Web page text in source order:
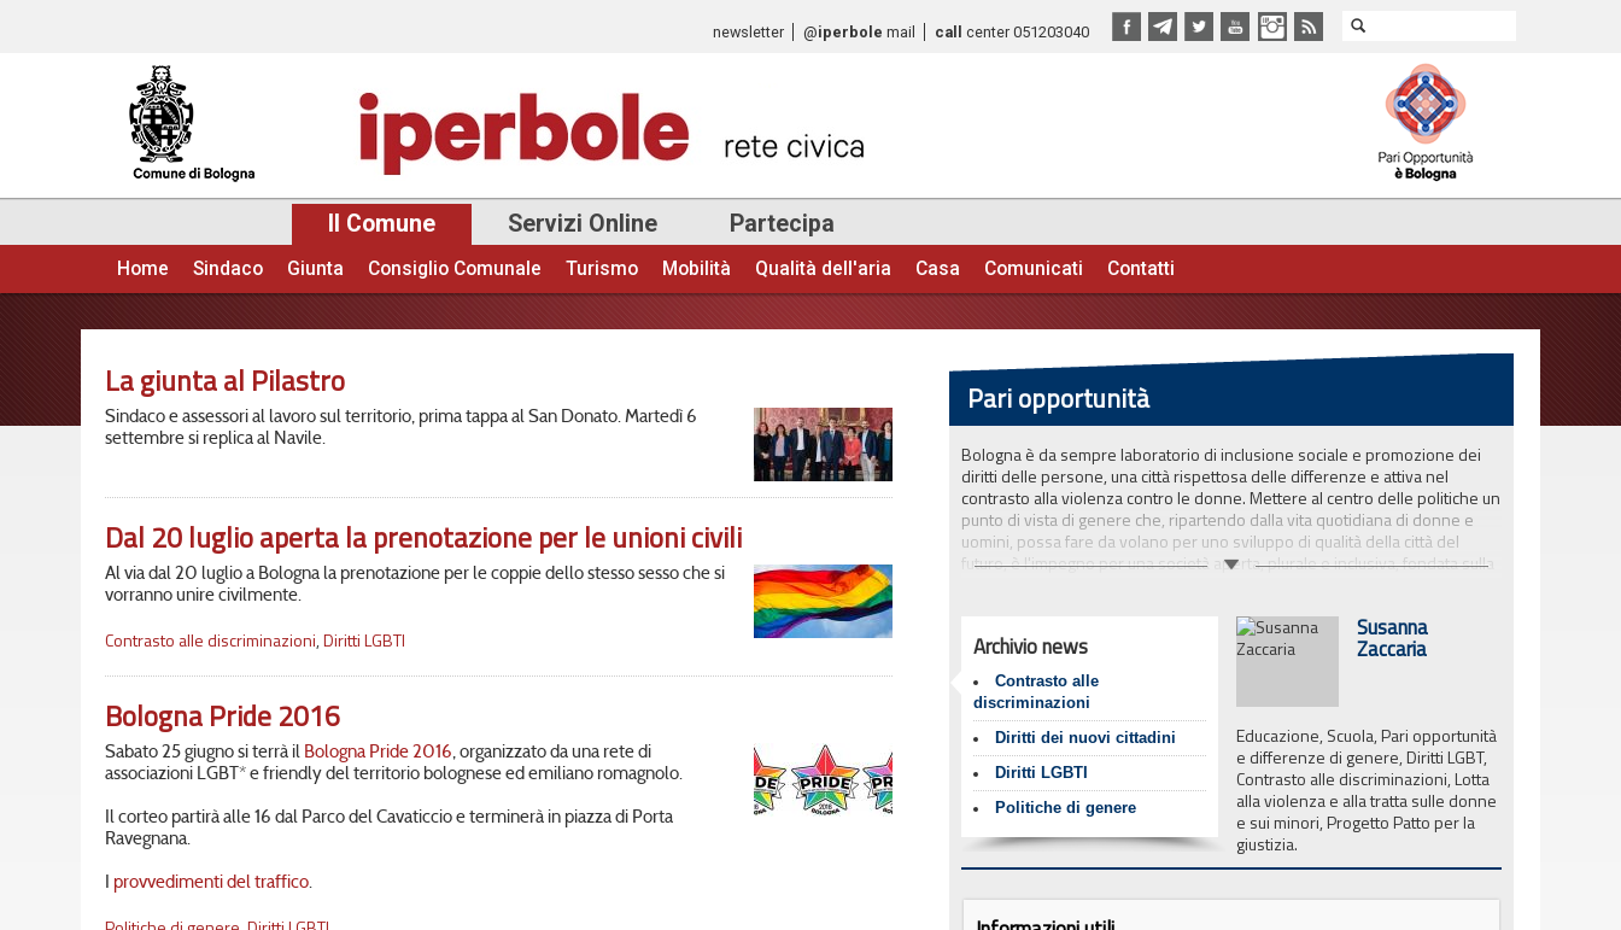
contenuto
newsletter @iperbole mail call center 051203040
Il Comune Servizi Online Partecipa
Menu principale
Home Sindaco Giunta Consiglio Comunale Turismo Mobilità Qualità dell'aria Casa Comunicati Contatti
La giunta al Pilastro
Sindaco e assessori al lavoro sul territorio, prima tappa al San Donato. Martedì 6
settembre si replica al Navile.
Dal 20 luglio aperta la prenotazione per le unioni civili
Al via dal 20 luglio a Bologna la prenotazione per le coppie dello stesso sesso che si
vorranno unire civilmente.
Contrasto alle discriminazioni,Diritti LGBTI
Bologna Pride 2016
Sabato 25 giugno si terrà il Bologna Pride 2016, organizzato da una rete di
associazioni LGBT* e friendly del territorio bolognese ed emiliano romagnolo.
Il corteo partirà alle 16 dal Parco del Cavaticcio e terminerà in piazza di Porta
Ravegnana.
provvedimenti del traffico.
Pari opportunità
Bologna è da sempre laboratorio di inclusione sociale e promozione dei
diritti delle persone, una città rispettosa delle differenze e attiva nel
contrasto alla violenza contro le donne. Mettere al centro delle politiche un
punto di vista di genere che, ripartendo dalla vita quotidiana di donne e
uomini, possa fare da volano per uno sviluppo di qualità della città del
futuro, è l'impegno per una società aperta, plurale e inclusiva, fondata sulla
progetti relativi al la promozione delle pari opportunità in tutti i campi della
vita della comunità locale, alla valorizzazione delle differenze (di genere, di
generazione, di orientamento sessuale, di religione, di appartenenza
etnica, di cultura e abilità psico-fisica), al contrasto alla violenza contro le
donne e di genere, alla promozione dei diritti delle persone lgbti, al
superamento di qualsiasi forma di discriminazione.
Susanna
Zaccaria
Educazione, Scuola, Pari opportunità
e differenze di genere, Diritti LGBT,
Contrasto alle discriminazioni, Lotta
alla violenza e alla tratta sulle donne
e sui minori, Progetto Patto per la
giustizia.
Archivio news
Contrasto alle
discriminazioni
Diritti dei nuovi cittadini
Diritti LGBTI
Politiche di genere